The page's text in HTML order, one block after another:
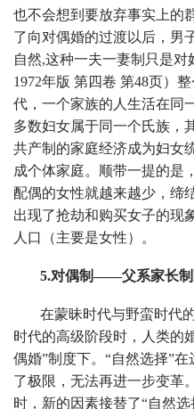
也不会想到要放弃事实上的
了向对偶婚的过渡以后，
自然,这种一夫一妻制只是对
1972年版 第四卷 第48页）
代，一个家族的人生活在同
多数妇女属于同一个氏族，
共产制的家庭经济成为妇女
成个体家庭。顺带一提的是
配偶的女性就越来越少，缔
出现了抢劫和购买女子的现
人口（主要是女性）。
5.对偶制——父系家长制
在蒙昧时代与野蛮时代
时代的高级阶段时，人类的
偶婚”制度下。“自然选择”
了极限，无法再进一步变革
时，新的因素接替了“自然